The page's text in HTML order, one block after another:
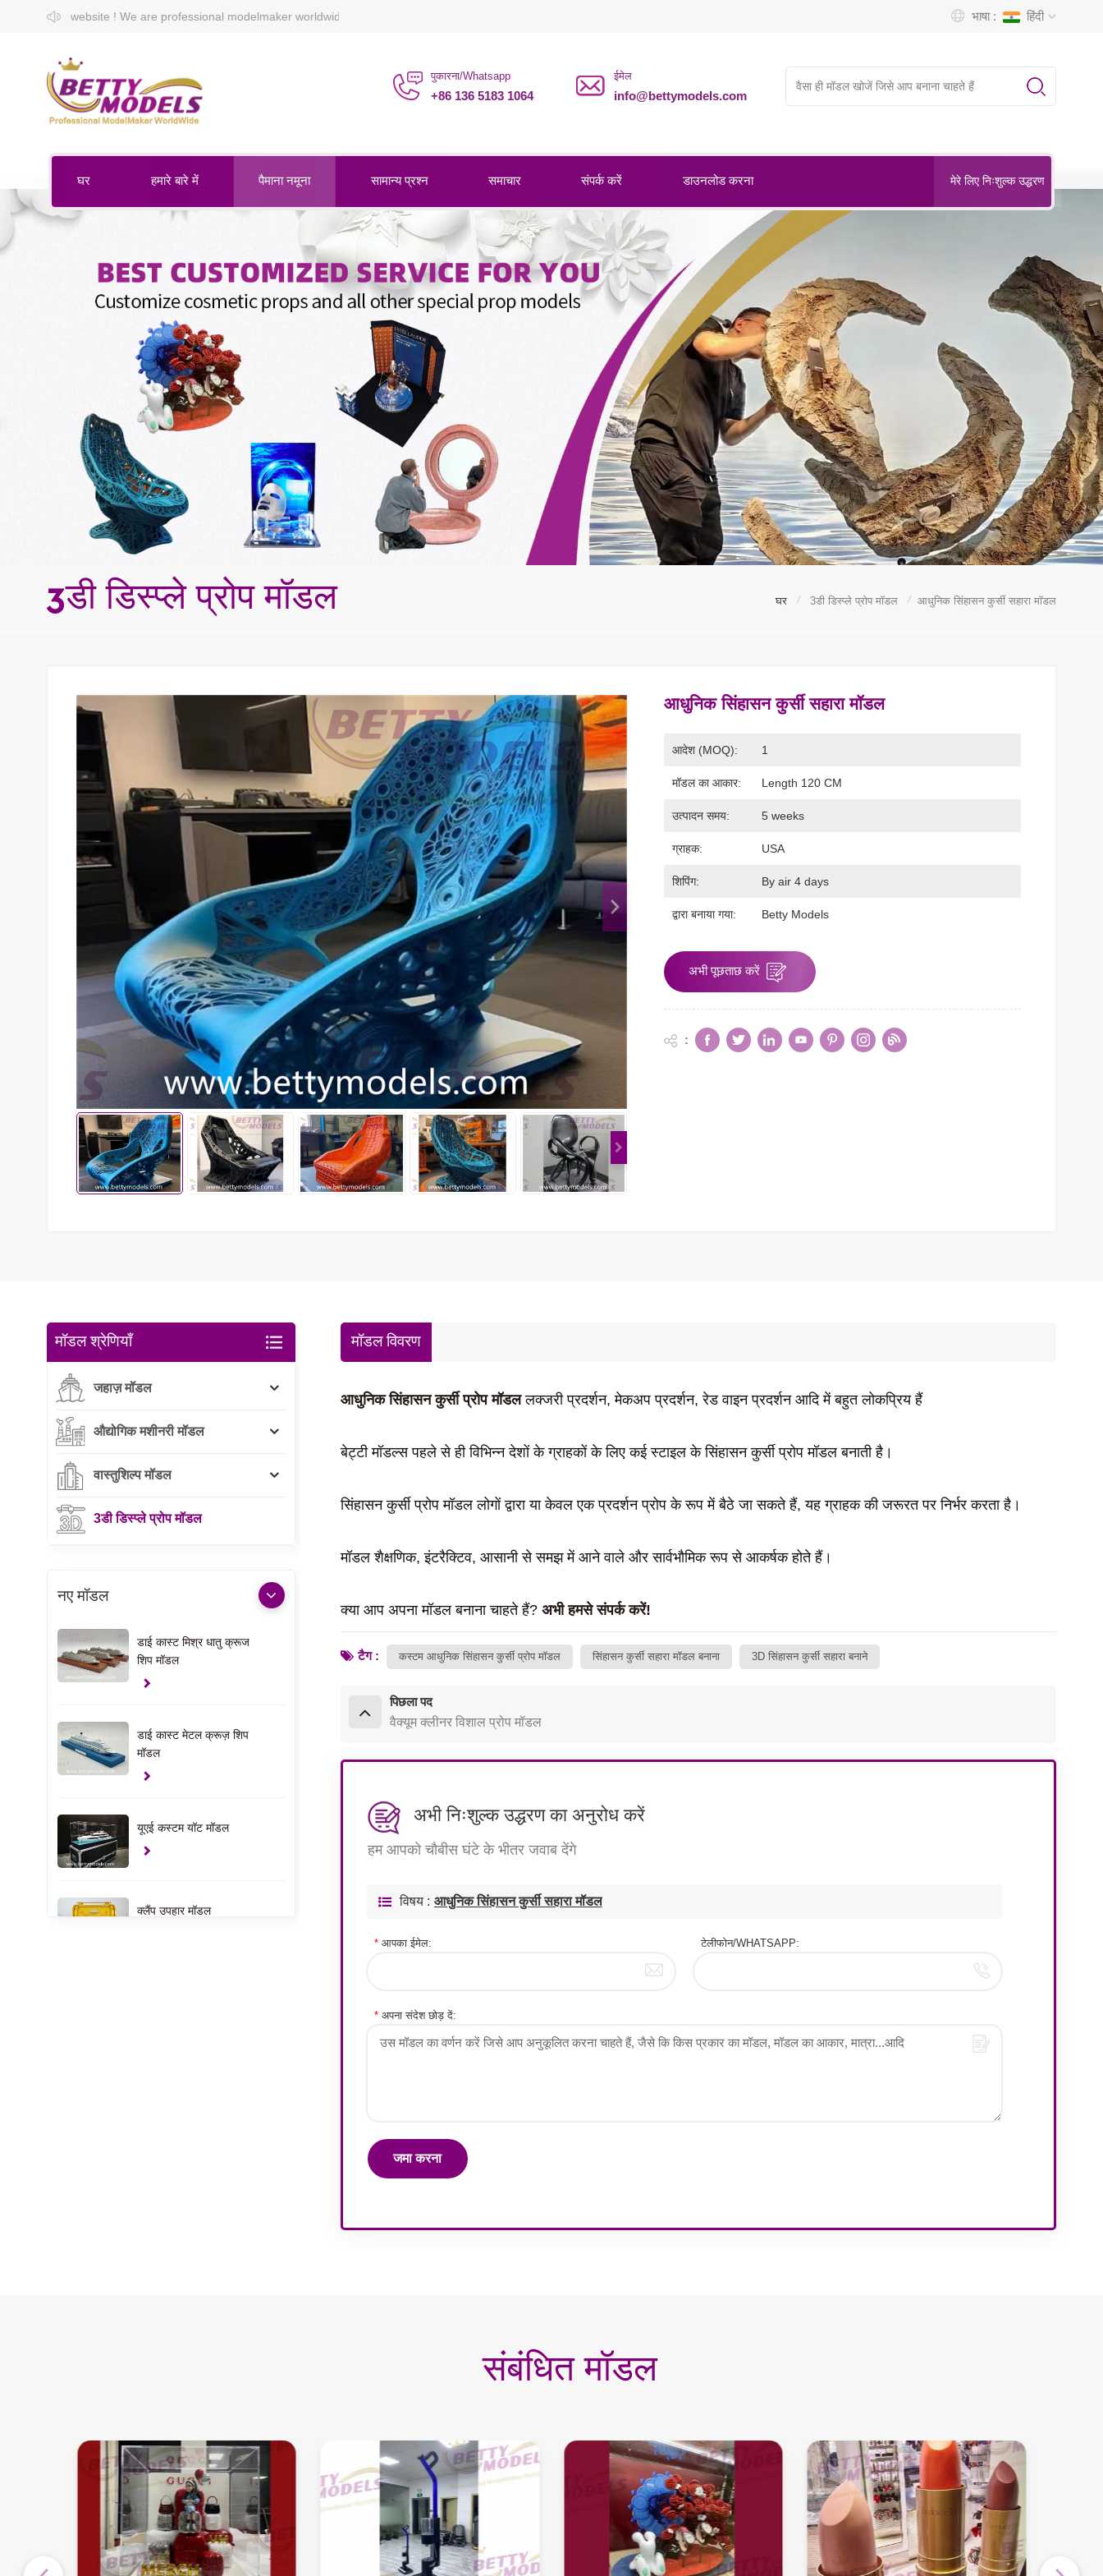
are professional modelmaker worldwide. भाषा : हिंदी
पुकारना/Whatsapp
+86 136 5183 1064
ईमेल
info@bettymodels.com
मेरे लिए निःशुल्क उद्धरण
घर हमारे बारे में पैमाना नमूना सामान्य प्रश्न समाचार संपर्क करें डाउनलोड करना
3डी डिस्प्ले प्रोप मॉडल घर / 3डी डिस्प्ले प्रोप मॉडल / आधुनिक सिंहासन कुर्सी सहारा मॉडल
आधुनिक सिंहासन कुर्सी सहारा मॉडल
आदेश (MOQ): 1
मॉडल का आकार: Length 120 CM
उत्पादन समय: 5 weeks
ग्राहक: USA
शिपिंग: By air 4 days
द्वारा बनाया गया: Betty Models
अभी पूछताछ करें
:
मॉडल विवरण
आधुनिक सिंहासन कुर्सी प्रोप मॉडललक्जरी प्रदर्शन, मेकअप प्रदर्शन, रेड वाइन प्रदर्शन आदि में बहुत लोकप्रिय हैं
बेट्टी मॉडल्स पहले से ही विभिन्न देशों के ग्राहकों के लिए कई स्टाइल के सिंहासन कुर्सी प्रोप मॉडल बनाती है।
सिंहासन कुर्सी प्रोप मॉडल लोगों द्वारा या केवल एक प्रदर्शन प्रोप के रूप में बैठे जा सकते हैं, यह ग्राहक की जरूरत पर निर्भर करता है।
मॉडल शैक्षणिक, इंटरैक्टिव, आसानी से समझ में आने वाले और सार्वभौमिक रूप से आकर्षक होते हैं।
क्या आप अपना मॉडल बनाना चाहते हैं? अभी हमसे संपर्क करें!
टैग : कस्टम आधुनिक सिंहासन कुर्सी प्रोप मॉडल सिंहासन कुर्सी सहारा मॉडल बनाना 3D सिंहासन कुर्सी सहारा बनाने
पिछला पद
वैक्यूम क्लीनर विशाल प्रोप मॉडल
अभी निःशुल्क उद्धरण का अनुरोध करें
हम आपको चौबीस घंटे के भीतर जवाब देंगे
विषय : आधुनिक सिंहासन कुर्सी सहारा मॉडल
*आपका ईमेल: टेलीफोन/WHATSAPP:
*अपना संदेश छोड़ दें:
जमा करना
मॉडल श्रेणियाँ
जहाज़ मॉडल
औद्योगिक मशीनरी मॉडल
वास्तुशिल्प मॉडल
3डी डिस्प्ले प्रोप मॉडल
नए मॉडल
डाई कास्ट मिश्र धातु क्रूज
शिप मॉडल
डाई कास्ट मेटल क्रूज़ शिप
मॉडल
यूएई कस्टम यॉट मॉडल
क्लैंप उपहार मॉडल
संबंधित मॉडल